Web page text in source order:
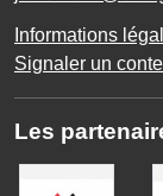
Informations
Signaler un
Les